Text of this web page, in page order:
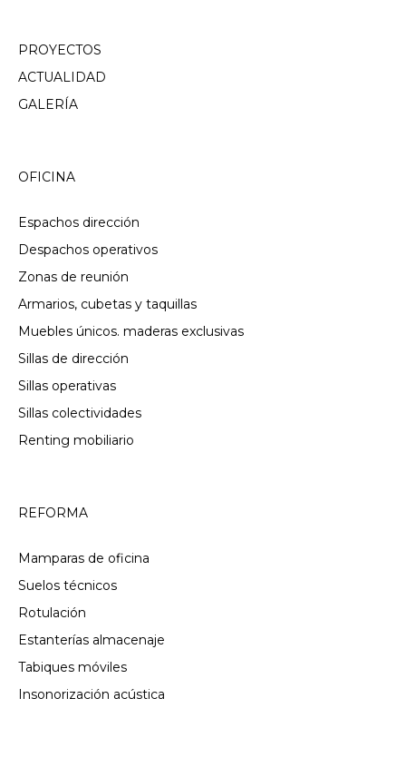
PROYECTOS
ACTUALIDAD
GALERÍA
OFICINA
Espachos dirección
Despachos operativos
Zonas de reunión
Armarios, cubetas y taquillas
Muebles únicos. maderas exclusivas
Sillas de dirección
Sillas operativas
Sillas colectividades
Renting mobiliario
REFORMA
Mamparas de oficina
Suelos técnicos
Rotulación
Estanterías almacenaje
Tabiques móviles
Insonorización acústica